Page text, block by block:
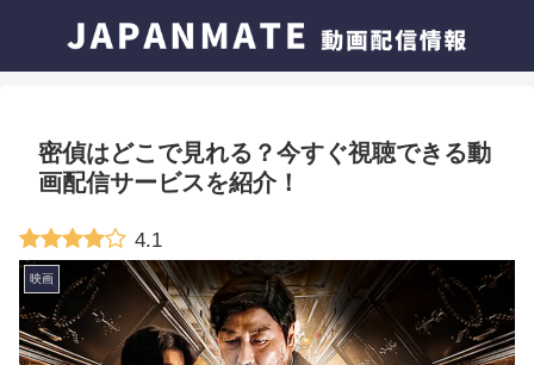
密偵はどこで見れる？今すぐ視聴できる動
画配信サービスを紹介！
4.1
映画